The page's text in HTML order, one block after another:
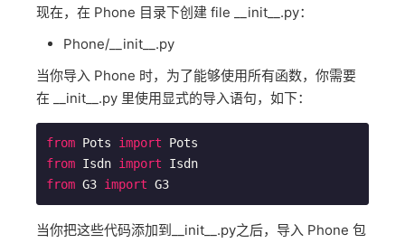
现在，在 Phone 目录下创建 file __init__.py：
Phone/__init__.py
当你导入 Phone 时，为了能够使用所有函数，你需要
在 __init__.py 里使用显式的导入语句，如下：
from Pots import
from Isdn import
from G3 import G3
当你把这些代码添加到__init__.py之后，导入 Phone 包